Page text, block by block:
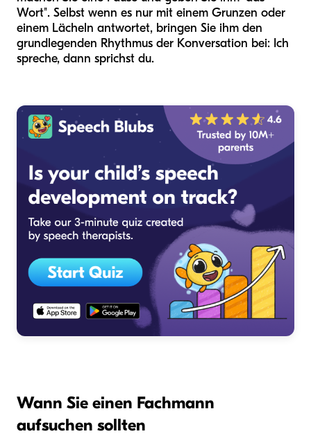
Wort". Selbst wenn es nur mit einem Grunzen oder
einem Lächeln antwortet, bringen Sie ihm den
grundlegenden Rhythmus der Konversation bei: Ich
spreche, dann sprichst du.
Wann Sie einen Fachmann
aufsuchen sollten